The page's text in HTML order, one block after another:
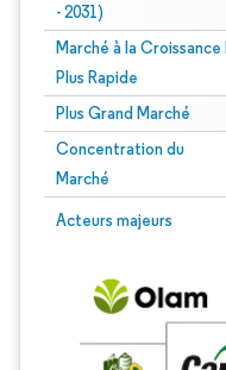
- 2031)
Marché à la Croissance
Plus Rapide
Plus Grand Marché
Concentration du
Marché
Acteurs majeurs
Image © Mordor